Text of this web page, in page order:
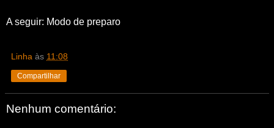
A seguir: Modo de preparo
Linha às 11:08
Compartilhar
Nenhum comentário: